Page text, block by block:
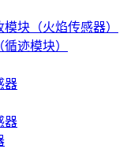
块（火焰传感器）
迹模块）
器
器